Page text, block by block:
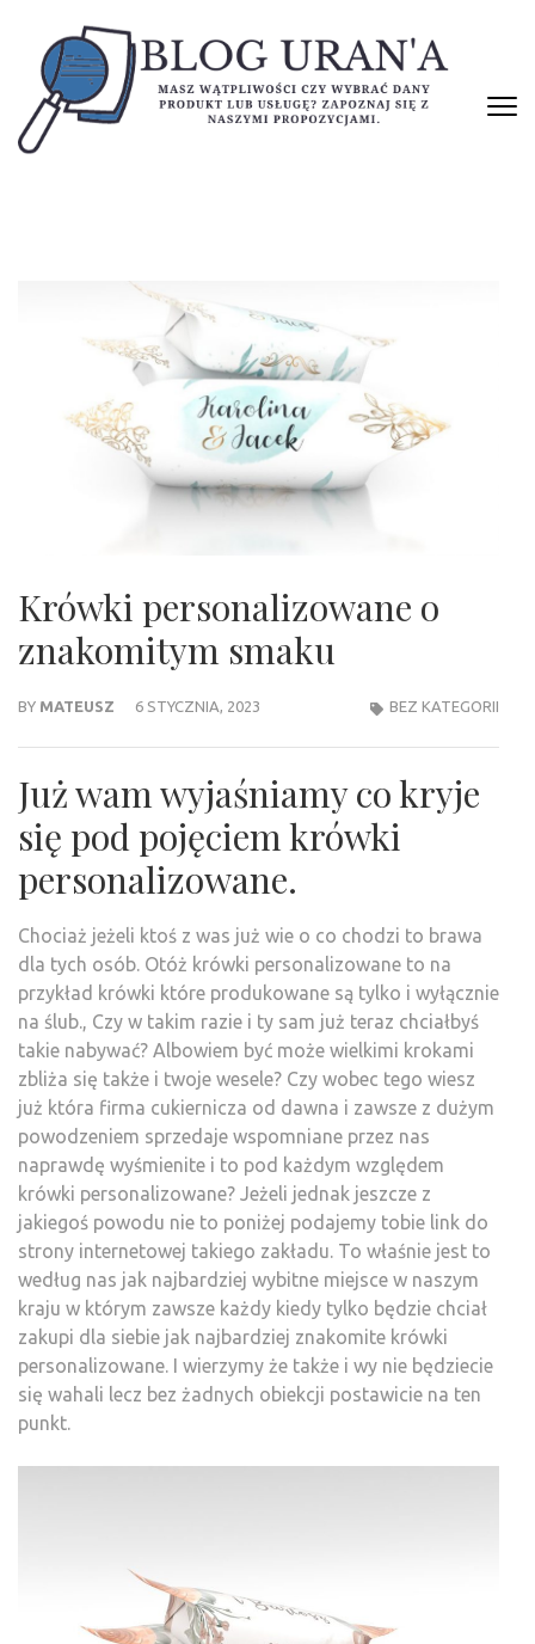
content
(Press
Enter)
Krówki personalizowane o
znakomitym smaku
BY MATEUSZ 6 STYCZNIA, 2023 BEZ KATEGORII
Już wam wyjaśniamy co kryje
się pod pojęciem krówki
personalizowane.
Chociaż jeżeli ktoś z was już wie o co chodzi to brawa
dla tych osób. Otóż krówki personalizowane to na
przykład krówki które produkowane są tylko i wyłącznie
na ślub., Czy w takim razie i ty sam już teraz chciałbyś
takie nabywać? Albowiem być może wielkimi krokami
zbliża się także i twoje wesele? Czy wobec tego wiesz
już która firma cukiernicza od dawna i zawsze z dużym
powodzeniem sprzedaje wspomniane przez nas
naprawdę wyśmienite i to pod każdym względem
krówki personalizowane? Jeżeli jednak jeszcze z
jakiegoś powodu nie to poniżej podajemy tobie link do
strony internetowej takiego zakładu. To właśnie jest to
według nas jak najbardziej wybitne miejsce w naszym
kraju w którym zawsze każdy kiedy tylko będzie chciał
zakupi dla siebie jak najbardziej znakomite krówki
personalizowane. I wierzymy że także i wy nie będziecie
się wahali lecz bez żadnych obiekcji postawicie na ten
punkt.